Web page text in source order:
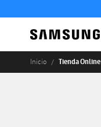
Inicio Tienda Online